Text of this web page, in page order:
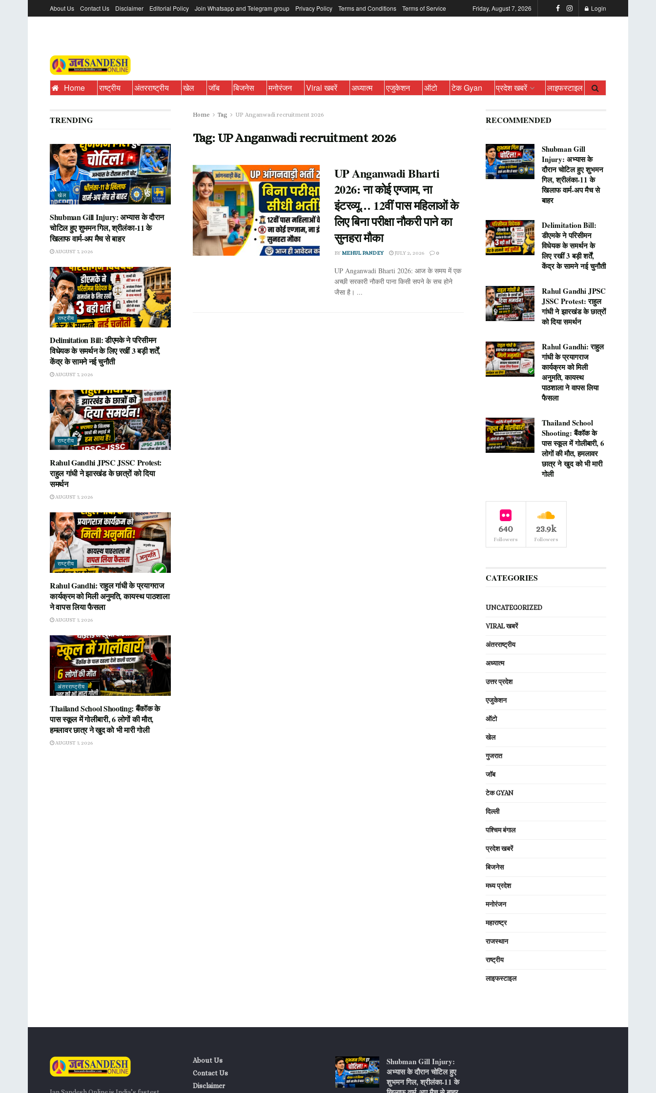
About Us Contact Us Disclaimer Editorial Policy Join Whatsapp and Telegram group Privacy Policy Terms and Conditions Terms of Service Friday, August 7, 2026 Login
Home राष्ट्रीय अंतरराष्ट्रीय खेल जॉब बिजनेस मनोरंजन Viral खबरें अध्यात्म एजुकेशन ऑटो टेक Gyan प्रदेश खबरें लाइफस्टाइल
Home Tag UP Anganwadi recruitment 2026
Tag: UP Anganwadi recruitment 2026
UP Anganwadi Bharti
2026: ना कोई एग्जाम, ना
इंटरव्यू… 12वीं पास महिलाओं के
लिए बिना परीक्षा नौकरी पाने का
सुनहरा मौका
BY MEHUL PANDEY JULY 2, 2026 0
UP Anganwadi Bharti 2026: आज के समय में एक
अच्छी सरकारी नौकरी पाना किसी सपने के सच होने
जैसा है। ...
TRENDING
खेल
Shubman Gill Injury: अभ्यास के दौरान
चोटिल हुए शुभमन गिल, श्रीलंका-11 के
खिलाफ वार्म-अप मैच से बाहर
AUGUST 7, 2026
राष्ट्रीय
Delimitation Bill: डीएमके ने परिसीमन
विधेयक के समर्थन के लिए रखीं 3 बड़ी शर्तें,
केंद्र के सामने नई चुनौती
AUGUST 7, 2026
राष्ट्रीय
Rahul Gandhi JPSC JSSC Protest:
राहुल गांधी ने झारखंड के छात्रों को दिया
समर्थन
AUGUST 7, 2026
राष्ट्रीय
Rahul Gandhi: राहुल गांधी के प्रयागराज
कार्यक्रम को मिली अनुमति, कायस्थ पाठशाला
ने वापस लिया फैसला
AUGUST 7, 2026
अंतरराष्ट्रीय
Thailand School Shooting: बैंकॉक के
पास स्कूल में गोलीबारी, 6 लोगों की मौत,
हमलावर छात्र ने खुद को भी मारी गोली
AUGUST 7, 2026
RECOMMENDED
Shubman Gill
Injury: अभ्यास के
दौरान चोटिल हुए शुभमन
गिल, श्रीलंका-11 के
खिलाफ वार्म-अप मैच से
बाहर
Delimitation Bill:
डीएमके ने परिसीमन
विधेयक के समर्थन के
लिए रखीं 3 बड़ी शर्तें,
केंद्र के सामने नई चुनौती
Rahul Gandhi JPSC
JSSC Protest: राहुल
गांधी ने झारखंड के छात्रों
को दिया समर्थन
Rahul Gandhi: राहुल
गांधी के प्रयागराज
कार्यक्रम को मिली
अनुमति, कायस्थ
पाठशाला ने वापस लिया
फैसला
Thailand School
Shooting: बैंकॉक के
पास स्कूल में गोलीबारी, 6
लोगों की मौत, हमलावर
छात्र ने खुद को भी मारी
गोली
640
Followers
23.9k
Followers
CATEGORIES
UNCATEGORIZED
VIRAL खबरें
अंतरराष्ट्रीय
अध्यात्म
उत्तर प्रदेश
एजुकेशन
ऑटो
खेल
गुजरात
जॉब
टेक GYAN
दिल्ली
पश्चिम बंगाल
प्रदेश खबरें
बिजनेस
मध्य प्रदेश
मनोरंजन
महाराष्ट्र
राजस्थान
राष्ट्रीय
लाइफस्टाइल
About Us
Contact Us
Disclaimer
Shubman Gill Injury:
अभ्यास के दौरान चोटिल हुए
शुभमन गिल, श्रीलंका-11 के